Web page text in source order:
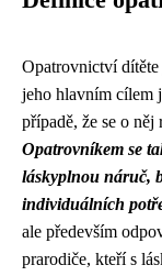
Opatrovnictví dítěte
jeho hlavním cílem
případě, že se o něj
Opatrovníkem se
láskyplnou náruč,
individuálních
ale především
prarodiče, kteří s